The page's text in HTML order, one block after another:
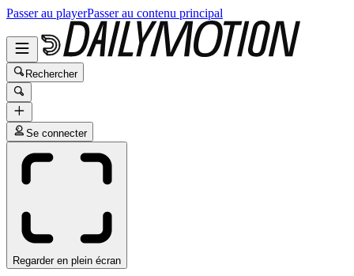
Passer au playerPasser au contenu principal
Rechercher
Se connecter
Regarder en plein écran